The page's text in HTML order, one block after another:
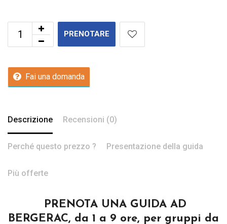
PRENOTARE
Fai una domanda
Descrizione Recensioni (0)
Perché questo prezzo ? Presentazione della guida
Più offerte
PRENOTA UNA GUIDA AD
BERGERAC, da 1 a 9 ore, per gruppi da